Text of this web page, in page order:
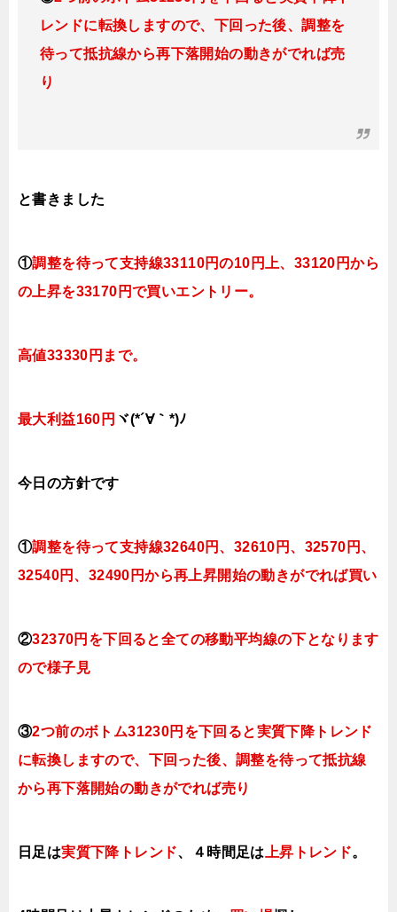
レンドに転換しますので、下回った後、調整を
待って抵抗線から再下落開始の動きがでれば売
り
と書きました
①調整を待って支持線33110円の10円上、33120円から
の上昇を33170円で買いエントリー。
高値33330円まで。
最大利益160円 ヾ(*´∀｀*)ﾉ
今日 の方針です
①調整を待って支持線32640円、32610円、32570円、
32540円、32490円から再上昇開始の動きがでれば買い
②32370円を下回ると全ての移動平均線の下となります
ので様子見
③2つ前のボトム31230円を下回ると実質下降トレンド
に転換しますので、下回った後、調整を待って抵抗線
から再下落開始の動きがでれば売り
日足は実質下降トレンド、４時間足は 上昇トレンド。